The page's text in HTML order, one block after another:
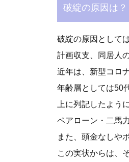
破綻の原因は？
破綻の原因として
計画収支、同居人
近年は、新型コロ
年齢層としては50
上に列記したよう
ペアローン・二馬
また、頭金なしや
この実状からは、